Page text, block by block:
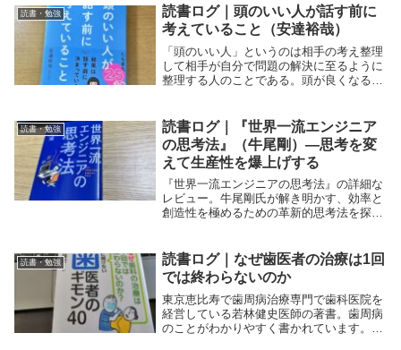
す。
読書・勉強
読書ログ｜頭のいい人が話す前に
考えていること（安達裕哉）
「頭のいい人」というのは相手の考え整理
して相手が自分で問題の解決に至るように
整理する人のことである。頭が良くなるた
書である。
読書・勉強
読書ログ｜『世界一流エンジニア
の思考法』（牛尾剛）―思考を変
えて生産性を爆上げする
『世界一流エンジニアの思考法』の詳細な
レビュー。牛尾剛氏が解き明かす、効率と
創造性を極めるための革新的思考法を探
ント満載。
読書・勉強
読書ログ｜なぜ歯医者の治療は1回
では終わらないのか
東京恵比寿で歯周病治療専門で歯科医院を
経営している若林健史医師の著書。歯周病
のことがわかりやすく書かれています。朝